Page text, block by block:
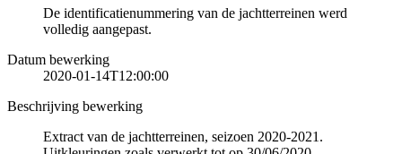
De identificatienummering van de jachtterreinen werd
volledig aangepast.
Datum bewerking
2020-01-14T12:00:00
Beschrijving bewerking
Extract van de jachtterreinen, seizoen 2020-2021.